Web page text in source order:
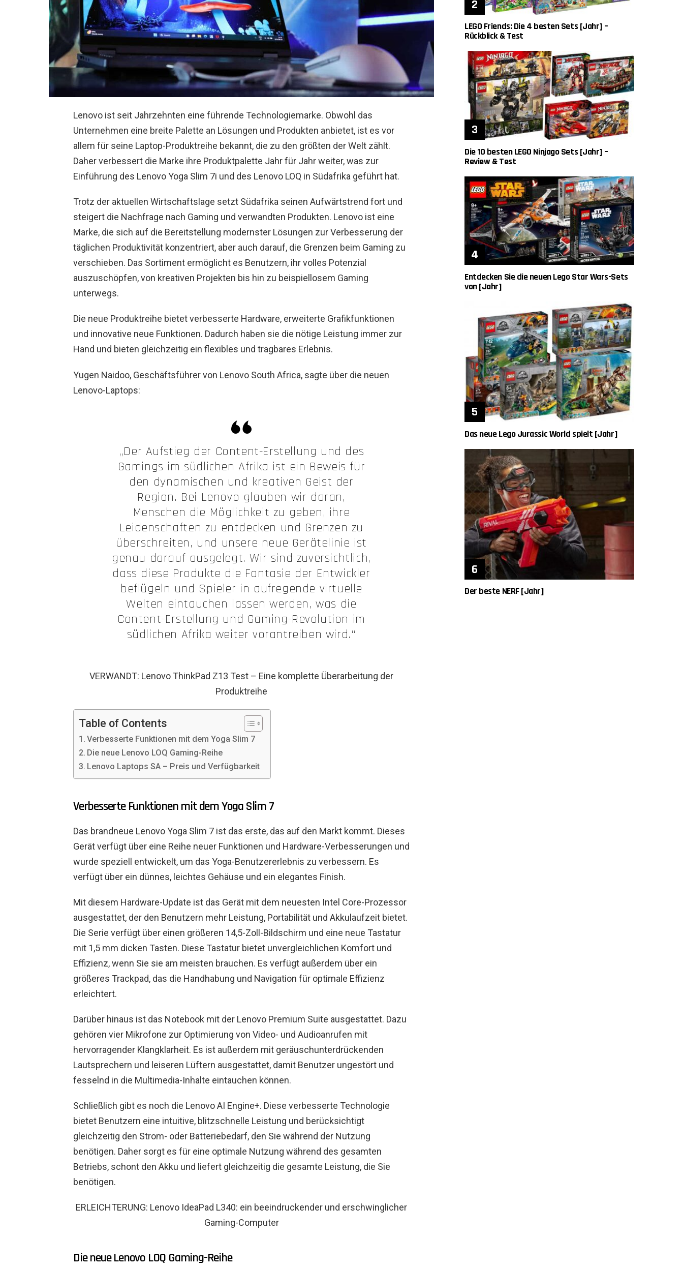
Lenovo ist seit Jahrzehnten eine führende Technologiemarke. Obwohl das
Unternehmen eine breite Palette an Lösungen und Produkten anbietet, ist es vor
allem für seine Laptop-Produktreihe bekannt, die zu den größten der Welt zählt.
Daher verbessert die Marke ihre Produktpalette Jahr für Jahr weiter, was zur
Einführung des Lenovo Yoga Slim 7i und des Lenovo LOQ in Südafrika geführt hat.
Trotz der aktuellen Wirtschaftslage setzt Südafrika seinen Aufwärtstrend fort und
steigert die Nachfrage nach Gaming und verwandten Produkten. Lenovo ist eine
Marke, die sich auf die Bereitstellung modernster Lösungen zur Verbesserung der
täglichen Produktivität konzentriert, aber auch darauf, die Grenzen beim Gaming zu
verschieben. Das Sortiment ermöglicht es Benutzern, ihr volles Potenzial
auszuschöpfen, von kreativen Projekten bis hin zu beispiellosem Gaming
unterwegs.
Die neue Produktreihe bietet verbesserte Hardware, erweiterte Grafikfunktionen
und innovative neue Funktionen. Dadurch haben sie die nötige Leistung immer zur
Hand und bieten gleichzeitig ein flexibles und tragbares Erlebnis.
Yugen Naidoo, Geschäftsführer von Lenovo South Africa, sagte über die neuen
Lenovo-Laptops:
„Der Aufstieg der Content-Erstellung und des
Gamings im südlichen Afrika ist ein Beweis für
den dynamischen und kreativen Geist der
Region. Bei Lenovo glauben wir daran,
Menschen die Möglichkeit zu geben, ihre
Leidenschaften zu entdecken und Grenzen zu
überschreiten, und unsere neue Gerätelinie ist
genau darauf ausgelegt. Wir sind zuversichtlich,
dass diese Produkte die Fantasie der Entwickler
beflügeln und Spieler in aufregende virtuelle
Welten eintauchen lassen werden, was die
Content-Erstellung und Gaming-Revolution im
südlichen Afrika weiter vorantreiben wird.“
VERWANDT: Lenovo ThinkPad Z13 Test – Eine komplette Überarbeitung der
Produktreihe
Table of Contents
Verbesserte Funktionen mit dem Yoga Slim 7
Die neue Lenovo LOQ Gaming-Reihe
Lenovo Laptops SA – Preis und Verfügbarkeit
Verbesserte Funktionen mit dem Yoga Slim 7
Das brandneue Lenovo Yoga Slim 7 ist das erste, das auf den Markt kommt. Dieses
Gerät verfügt über eine Reihe neuer Funktionen und Hardware-Verbesserungen und
wurde speziell entwickelt, um das Yoga-Benutzererlebnis zu verbessern. Es
verfügt über ein dünnes, leichtes Gehäuse und ein elegantes Finish.
Mit diesem Hardware-Update ist das Gerät mit dem neuesten Intel Core-Prozessor
ausgestattet, der den Benutzern mehr Leistung, Portabilität und Akkulaufzeit bietet.
Die Serie verfügt über einen größeren 14,5-Zoll-Bildschirm und eine neue Tastatur
mit 1,5 mm dicken Tasten. Diese Tastatur bietet unvergleichlichen Komfort und
Effizienz, wenn Sie sie am meisten brauchen. Es verfügt außerdem über ein
größeres Trackpad, das die Handhabung und Navigation für optimale Effizienz
erleichtert.
Darüber hinaus ist das Notebook mit der Lenovo Premium Suite ausgestattet. Dazu
gehören vier Mikrofone zur Optimierung von Video- und Audioanrufen mit
hervorragender Klangklarheit. Es ist außerdem mit geräuschunterdrückenden
Lautsprechern und leiseren Lüftern ausgestattet, damit Benutzer ungestört und
fesselnd in die Multimedia-Inhalte eintauchen können.
Schließlich gibt es noch die Lenovo AI Engine+. Diese verbesserte Technologie
bietet Benutzern eine intuitive, blitzschnelle Leistung und berücksichtigt
gleichzeitig den Strom- oder Batteriebedarf, den Sie während der Nutzung
benötigen. Daher sorgt es für eine optimale Nutzung während des gesamten
Betriebs, schont den Akku und liefert gleichzeitig die gesamte Leistung, die Sie
benötigen.
ERLEICHTERUNG: Lenovo IdeaPad L340: ein beeindruckender und erschwinglicher
Gaming-Computer
Die neue Lenovo LOQ Gaming-Reihe
LEGO Friends: Die 4 besten Sets [Jahr] –
Rückblick & Test
Die 10 besten LEGO Ninjago Sets [Jahr] –
Review & Test
Entdecken Sie die neuen Lego Star Wars-Sets
von [Jahr]
Das neue Lego Jurassic World spielt [Jahr]
Der beste NERF [Jahr]